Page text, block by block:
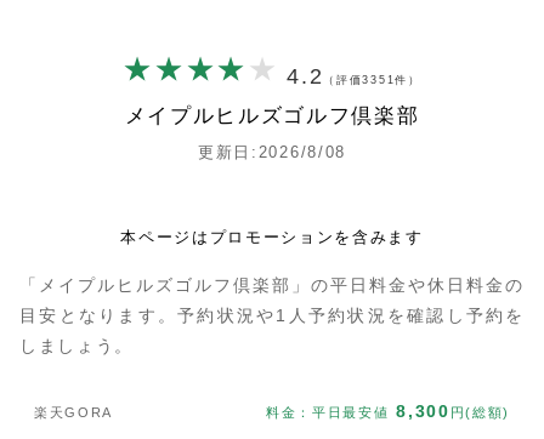
4.2 （評価3351件）
メイプルヒルズゴルフ倶楽部
更新日:2026/8/08
本ページはプロモーションを含みます
「メイプルヒルズゴルフ倶楽部」の平日料金や休日料金の
目安となります。予約状況や1人予約状況を確認し予約を
しましょう。
楽天GORA 料金：平日最安値 8,300 円(総額)